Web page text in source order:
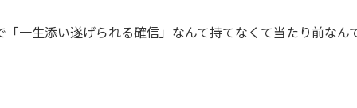
一生添い遂げられる確信」なんて持てなくて当たり前なんで